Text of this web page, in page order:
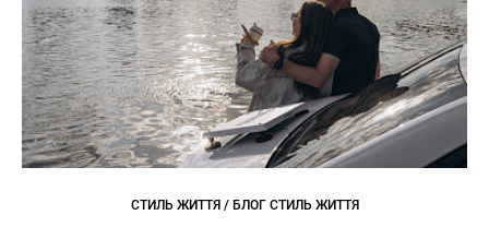
СТИЛЬ ЖИТТЯ / БЛОГ СТИЛЬ ЖИТТЯ